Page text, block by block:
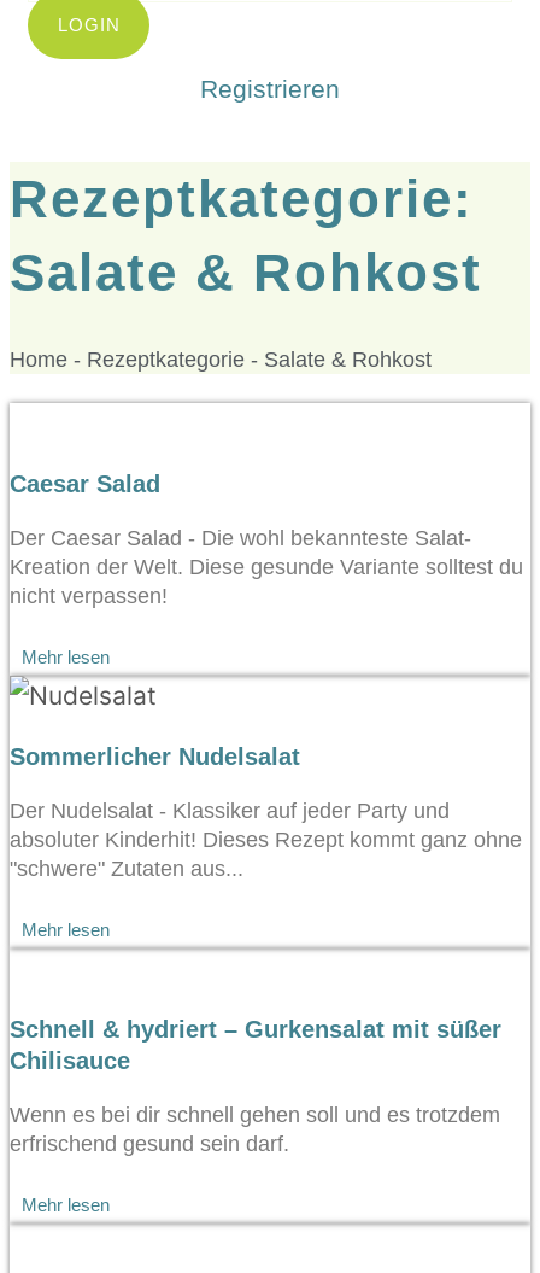
LOGIN
Registrieren
Rezeptkategorie:
Salate & Rohkost
Home - Rezeptkategorie - Salate & Rohkost
Caesar Salad
Der Caesar Salad - Die wohl bekannteste Salat-
Kreation der Welt. Diese gesunde Variante solltest du
nicht verpassen!
Mehr lesen
Sommerlicher Nudelsalat
Der Nudelsalat - Klassiker auf jeder Party und
absoluter Kinderhit! Dieses Rezept kommt ganz ohne
"schwere" Zutaten aus...
Mehr lesen
Schnell & hydriert – Gurkensalat mit süßer
Chilisauce
Wenn es bei dir schnell gehen soll und es trotzdem
erfrischend gesund sein darf.
Mehr lesen